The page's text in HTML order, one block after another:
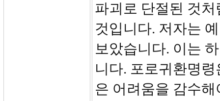
파괴로 단절된 것
것입니다. 저자는
보았습니다. 이는
니다. 포로귀환명
은 어려움을 감수